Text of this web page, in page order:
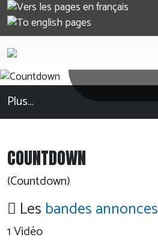
Plus…
COUNTDOWN
(Countdown)
Les bandes annonces
1 Vidéo